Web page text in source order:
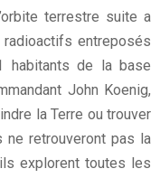
terrestre suite a
entreposés
habitants de la base
John Koenig,
la Terre ou trouver
ne retrouveront pas la
explorent toutes les